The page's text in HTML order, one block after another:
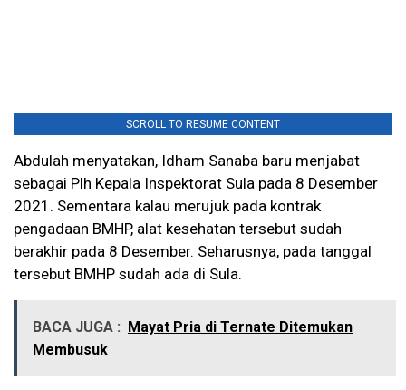
SCROLL TO RESUME CONTENT
Abdulah menyatakan, Idham Sanaba baru menjabat
sebagai Plh Kepala Inspektorat Sula pada 8 Desember
2021. Sementara kalau merujuk pada kontrak
pengadaan BMHP, alat kesehatan tersebut sudah
berakhir pada 8 Desember. Seharusnya, pada tanggal
tersebut BMHP sudah ada di Sula.
BACA JUGA : Mayat Pria di Ternate Ditemukan
Membusuk